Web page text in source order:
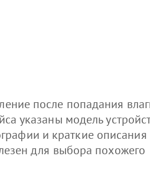
после попадания
указаны модель
и краткие описания
для выбора похожего